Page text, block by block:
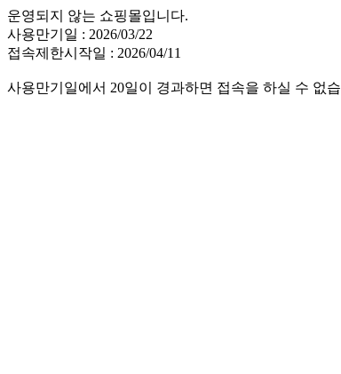
운영되지 않는 쇼핑몰입니다.
사용만기일 : 2026/03/22
접속제한시작일 : 2026/04/11
사용만기일에서 20일이 경과하면 접속을 하실 수 없